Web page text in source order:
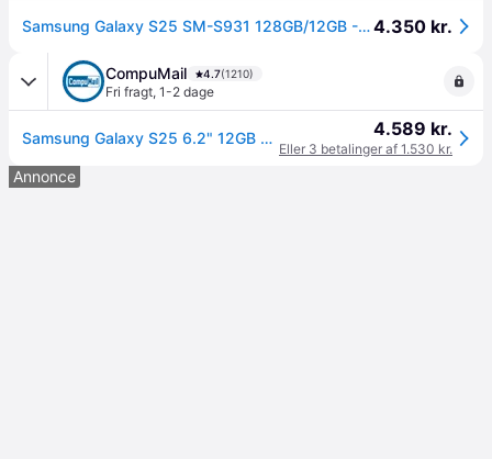
Samsung Galaxy S25 SM-S931 128GB/12GB - Blueblack.4.350 kr.
CompuMail 4.7(1210)
Fri fragt, 1-2 dage
Samsung Galaxy S25 6.2" 12GB 128GB Blueblack --> På lager, levering hos dig 10-08-2026 4.589 kr.
Eller 3 betalinger af 1.530 kr.
Annonce